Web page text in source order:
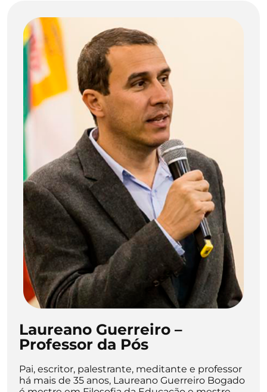
Laureano Guerreiro –
Professor da Pós
Pai, escritor, palestrante, meditante e professor
há mais de 35 anos, Laureano Guerreiro Bogado